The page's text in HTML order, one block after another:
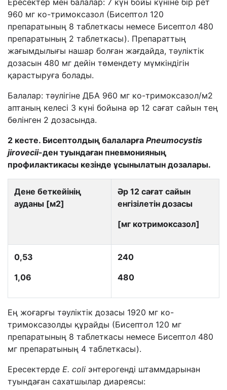
Ересектер мен балалар: 7 күн бойы күніне бір рет
960 мг ко-тримоксазол (Бисептол 120
препаратының 8 таблеткасы немесе Бисептол 480
препаратының 2 таблеткасы). Препараттың
жағымдылығы нашар болған жағдайда, тәуліктік
дозасын 480 мг дейін төмендету мүмкіндігін
қарастыруға болады.
Балалар: тәулігіне ДБА 960 мг ко-тримоксазол/м2
аптаның келесі 3 күні бойына әр 12 сағат сайын тең
бөлінген 2 дозасында.
2 кесте. Бисептолдың балаларға Pneumocystis
jirovecii-ден туындаған пневмонияның
профилактикасы кезінде ұсынылатын дозалары.
Дене беткейінің
ауданы [м2]
Әр 12 сағат сайын
енгізілетін дозасы
[мг котримоксазол]
0,53
1,06
240
480
Ең жоғарғы тәуліктік дозасы 1920 мг ко-
тримоксазолды құрайды (Бисептол 120 мг
препаратының 8 таблеткасы немесе Бисептол 480
мг препаратының 4 таблеткасы).
Ересектерде E. coli энтерогенді штаммдарынан
туындаған сахатшылар диареясы: